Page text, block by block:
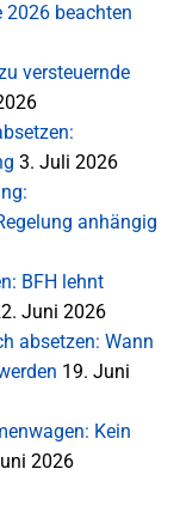
2026 beachten
versteuernde
3. Juli 2026
anhängig
BFH lehnt
Juni 2026
absetzen: Wann
19. Juni
Kein
2026